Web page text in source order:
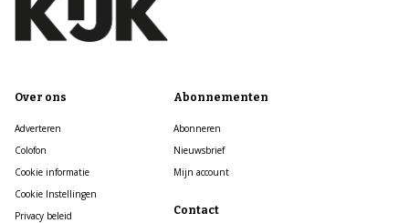
Over ons
Adverteren
Colofon
Cookie informatie
Cookie Instellingen
Privacy beleid
Abonnementen
Abonneren
Nieuwsbrief
Mijn account
Contact